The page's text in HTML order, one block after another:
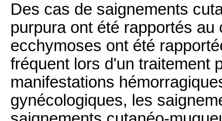
Des cas de saignements
purpura ont été rapportés
ecchymoses ont été
fréquent lors d'un traitement
manifestations
gynécologiques, les